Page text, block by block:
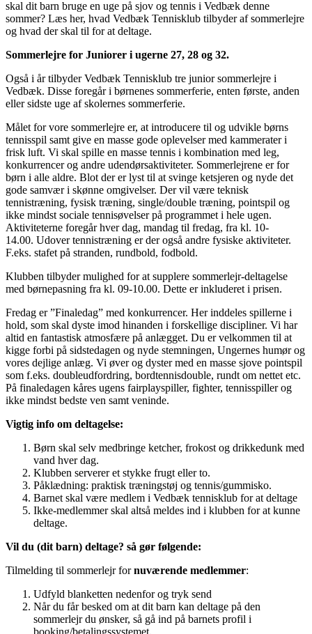
skal dit barn bruge en uge på sjov og tennis i Vedbæk denne
sommer? Læs her, hvad Vedbæk Tennisklub tilbyder af sommerlejre
og hvad der skal til for at deltage.
Sommerlejre for Juniorer i ugerne 27, 28 og 32.
Også i år tilbyder Vedbæk Tennisklub tre junior sommerlejre i
Vedbæk. Disse foregår i børnenes sommerferie, enten første, anden
eller sidste uge af skolernes sommerferie.
Målet for vore sommerlejre er, at introducere til og udvikle børns
tennisspil samt give en masse gode oplevelser med kammerater i
frisk luft. Vi skal spille en masse tennis i kombination med leg,
konkurrencer og andre udendørsaktiviteter. Sommerlejrene er for
børn i alle aldre. Blot der er lyst til at svinge ketsjeren og nyde det
gode samvær i skønne omgivelser. Der vil være teknisk
tennistræning, fysisk træning, single/double træning, pointspil og
ikke mindst sociale tennisøvelser på programmet i hele ugen.
Aktiviteterne foregår hver dag, mandag til fredag, fra kl. 10-
14.00. Udover tennistræning er der også andre fysiske aktiviteter.
F.eks. stafet på stranden, rundbold, fodbold.
Klubben tilbyder mulighed for at supplere sommerlejr-deltagelse
med børnepasning fra kl. 09-10.00. Dette er inkluderet i prisen.
Fredag er ”Finaledag” med konkurrencer. Her inddeles spillerne i
hold, som skal dyste imod hinanden i forskellige discipliner. Vi har
altid en fantastisk atmosfære på anlægget. Du er velkommen til at
kigge forbi på sidstedagen og nyde stemningen, Ungernes humør og
vores dejlige anlæg. Vi øver og dyster med en masse sjove pointspil
som f.eks. doubleudfordring, bordtennisdouble, rundt om nettet etc.
På finaledagen kåres ugens fairplayspiller, fighter, tennisspiller og
ikke mindst bedste ven samt veninde.
Vigtig info om deltagelse:
Børn skal selv medbringe ketcher, frokost og drikkedunk med
vand hver dag.
Klubben serverer et stykke frugt eller to.
Påklædning: praktisk træningstøj og tennis/gummisko.
Barnet skal være medlem i Vedbæk tennisklub for at deltage
Ikke-medlemmer skal altså meldes ind i klubben for at kunne
deltage.
Vil du (dit barn) deltage? så gør følgende:
Tilmelding til sommerlejr fornuværende medlemmer:
Udfyld blanketten nedenfor og tryk send
Når du får besked om at dit barn kan deltage på den
sommerlejr du ønsker, så gå ind på barnets profil i
booking/betalingssystemet.